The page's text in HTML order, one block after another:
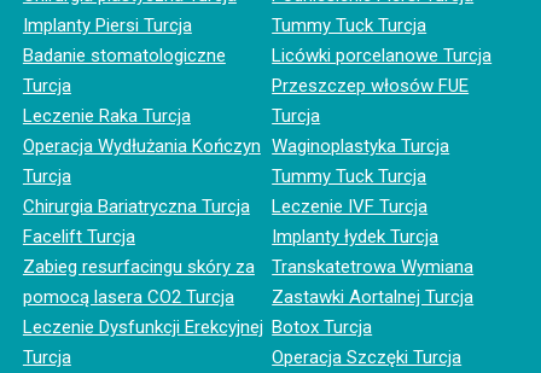
Implanty Piersi Turcja
Badanie stomatologiczne
Turcja
Leczenie Raka Turcja
Operacja Wydłużania Kończyn
Turcja
Chirurgia Bariatryczna Turcja
Facelift Turcja
Zabieg resurfacingu skóry za
pomocą lasera CO2 Turcja
Leczenie Dysfunkcji Erekcyjnej
Turcja
Tummy Tuck Turcja
Licówki porcelanowe Turcja
Przeszczep włosów FUE
Turcja
Waginoplastyka Turcja
Tummy Tuck Turcja
Leczenie IVF Turcja
Implanty łydek Turcja
Transkatetrowa Wymiana
Zastawki Aortalnej Turcja
Botox Turcja
Operacja Szczęki Turcja